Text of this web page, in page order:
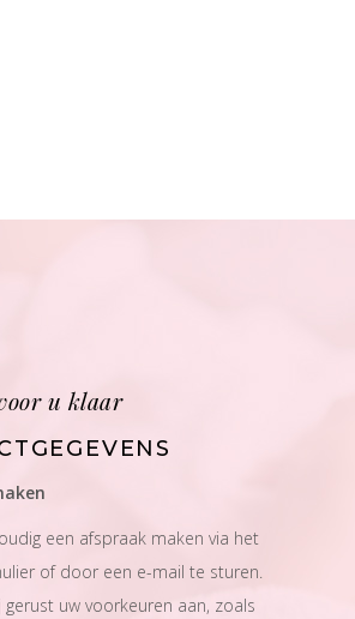
u klaar
een afspraak maken via het
of door een e-mail te sturen.
gerust uw voorkeuren aan, zoals